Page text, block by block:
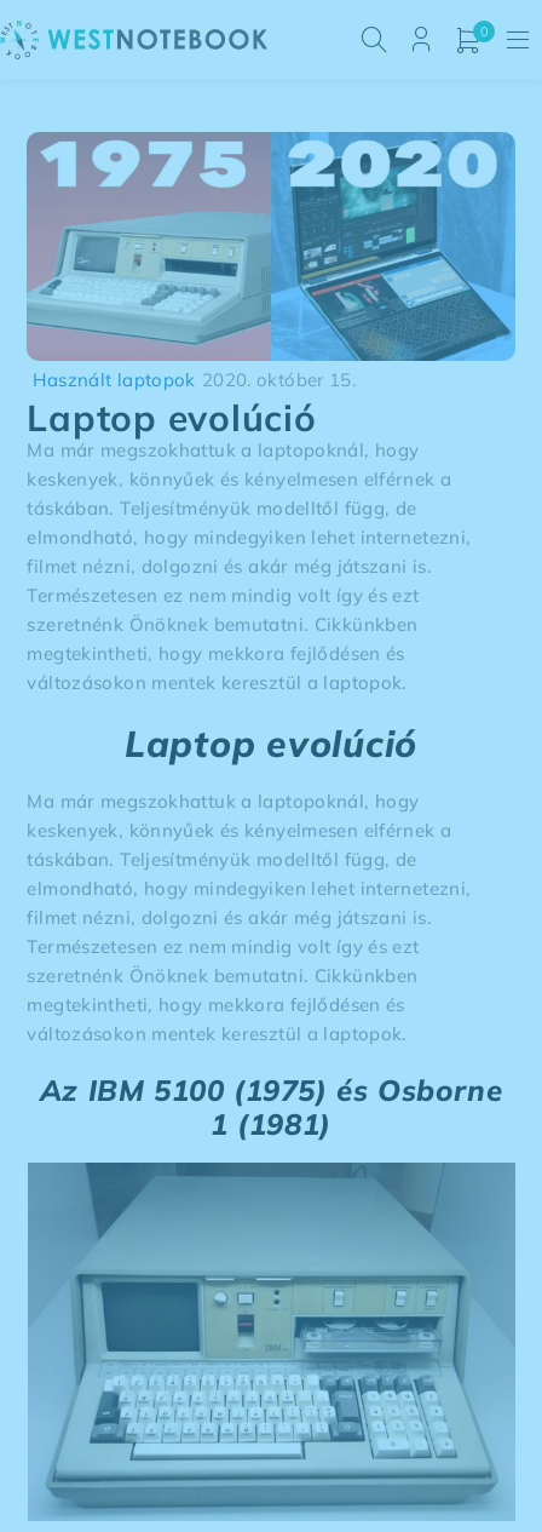
0
Használt laptopok 2020. október 15.
Laptop evolúció
Ma már megszokhattuk a laptopoknál, hogy
keskenyek, könnyűek és kényelmesen elférnek a
táskában. Teljesítményük modelltől függ, de
elmondható, hogy mindegyiken lehet internetezni,
filmet nézni, dolgozni és akár még játszani is.
Természetesen ez nem mindig volt így és ezt
szeretnénk Önöknek bemutatni. Cikkünkben
megtekintheti, hogy mekkora fejlődésen és
változásokon mentek keresztül a laptopok.
Laptop evolúció
Ma már megszokhattuk a laptopoknál, hogy
keskenyek, könnyűek és kényelmesen elférnek a
táskában. Teljesítményük modelltől függ, de
elmondható, hogy mindegyiken lehet internetezni,
filmet nézni, dolgozni és akár még játszani is.
Természetesen ez nem mindig volt így és ezt
szeretnénk Önöknek bemutatni. Cikkünkben
megtekintheti, hogy mekkora fejlődésen és
változásokon mentek keresztül a laptopok.
Az IBM 5100 (1975) és Osborne
1 (1981)